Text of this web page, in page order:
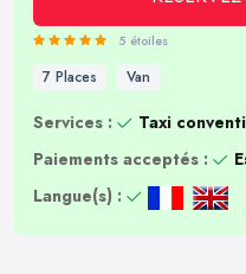
5 étoiles
7 Places Van
Services :
Taxi
Paiements acceptés :
Langue(s) :